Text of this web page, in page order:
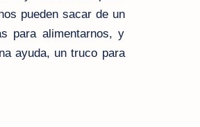
pueden sacar de un
para alimentarnos, y
ayuda, un truco para